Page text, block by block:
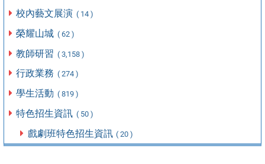
校內藝文展演 ( 14 )
榮耀山城 ( 62 )
教師研習 ( 3,158 )
行政業務 ( 274 )
學生活動 ( 819 )
特色招生資訊 ( 50 )
戲劇班特色招生資訊 ( 20 )